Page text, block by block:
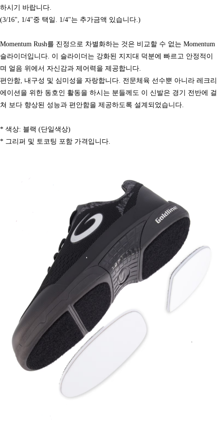
하시기 바랍니다.
(3/16", 1/4"중 택일. 1/4"는 추가금액 있습니다.)
Momentum Rush를 진정으로 차별화하는 것은 비교할 수 없는 Momentum
슬라이더입니다. 이 슬라이더는 강화된 지지대 덕분에 빠르고 안정적이
며 얼음 위에서 자신감과 제어력을 제공합니다.
편안함, 내구성 및 심미성을 자랑합니다. 전문체육 선수뿐 아니라 레크리
에이션을 위한 동호인 활동을 하시는 분들께도 이 신발은 경기 전반에 걸
쳐 보다 향상된 성능과 편안함을 제공하도록 설계되었습니다.
* 색상: 블랙 (단일색상)
* 그리퍼 및 토코팅 포함 가격입니다.